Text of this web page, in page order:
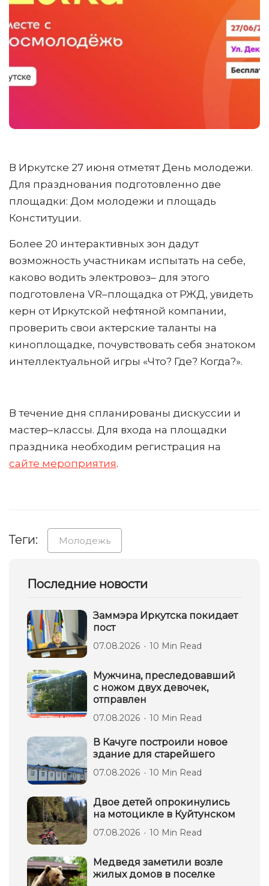
В Иркутске 27 июня отметят День молодежи.
Для празднования подготовленно две
площадки: Дом молодежи и площадь
Конституции.
Более 20 интерактивных зон дадут
возможность участникам испытать на себе,
каково водить электровоз– для этого
подготовлена VR–площадка от РЖД, увидеть
керн от Иркутской нефтяной компании,
проверить свои актерские таланты на
киноплощадке, почувствовать себя знатоком
интеллектуальной игры «Что? Где? Когда?».
В течение дня спланированы дискуссии и
мастер–классы. Для входа на площадки
праздника необходим регистрация на
сайте мероприятия.
Теги: Молодежь
Последние новости
Заммэра Иркутска покидает
пост
07.08.2026 10 Min Read
Мужчина, преследовавший
с ножом двух девочек,
отправлен
07.08.2026 10 Min Read
В Качуге построили новое
здание для старейшего
07.08.2026 10 Min Read
Двое детей опрокинулись
на мотоцикле в Куйтунском
07.08.2026 10 Min Read
Медведя заметили возле
жилых домов в поселке